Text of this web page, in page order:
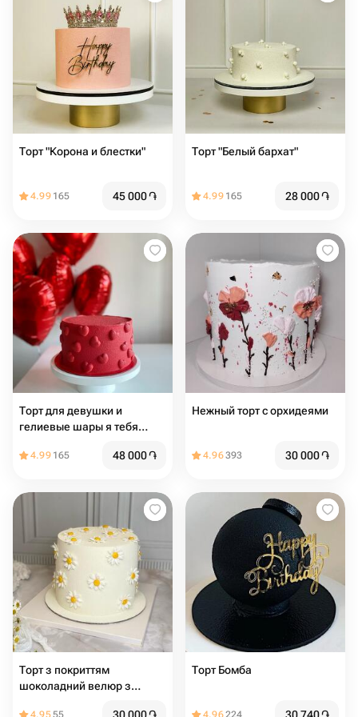
Торт "Корона и блестки"
4.99 165 45 000֏
Торт "Белый бархат"
4.99 165 28 000֏
Торт для девушки и
гелиевые шары я тебя
4.99 165 48 000֏
Нежный торт с орхидеями
4.96393 30 000֏
Торт з покриттям
шоколадний велюр з
4.9555
Торт Бомба
4.96224